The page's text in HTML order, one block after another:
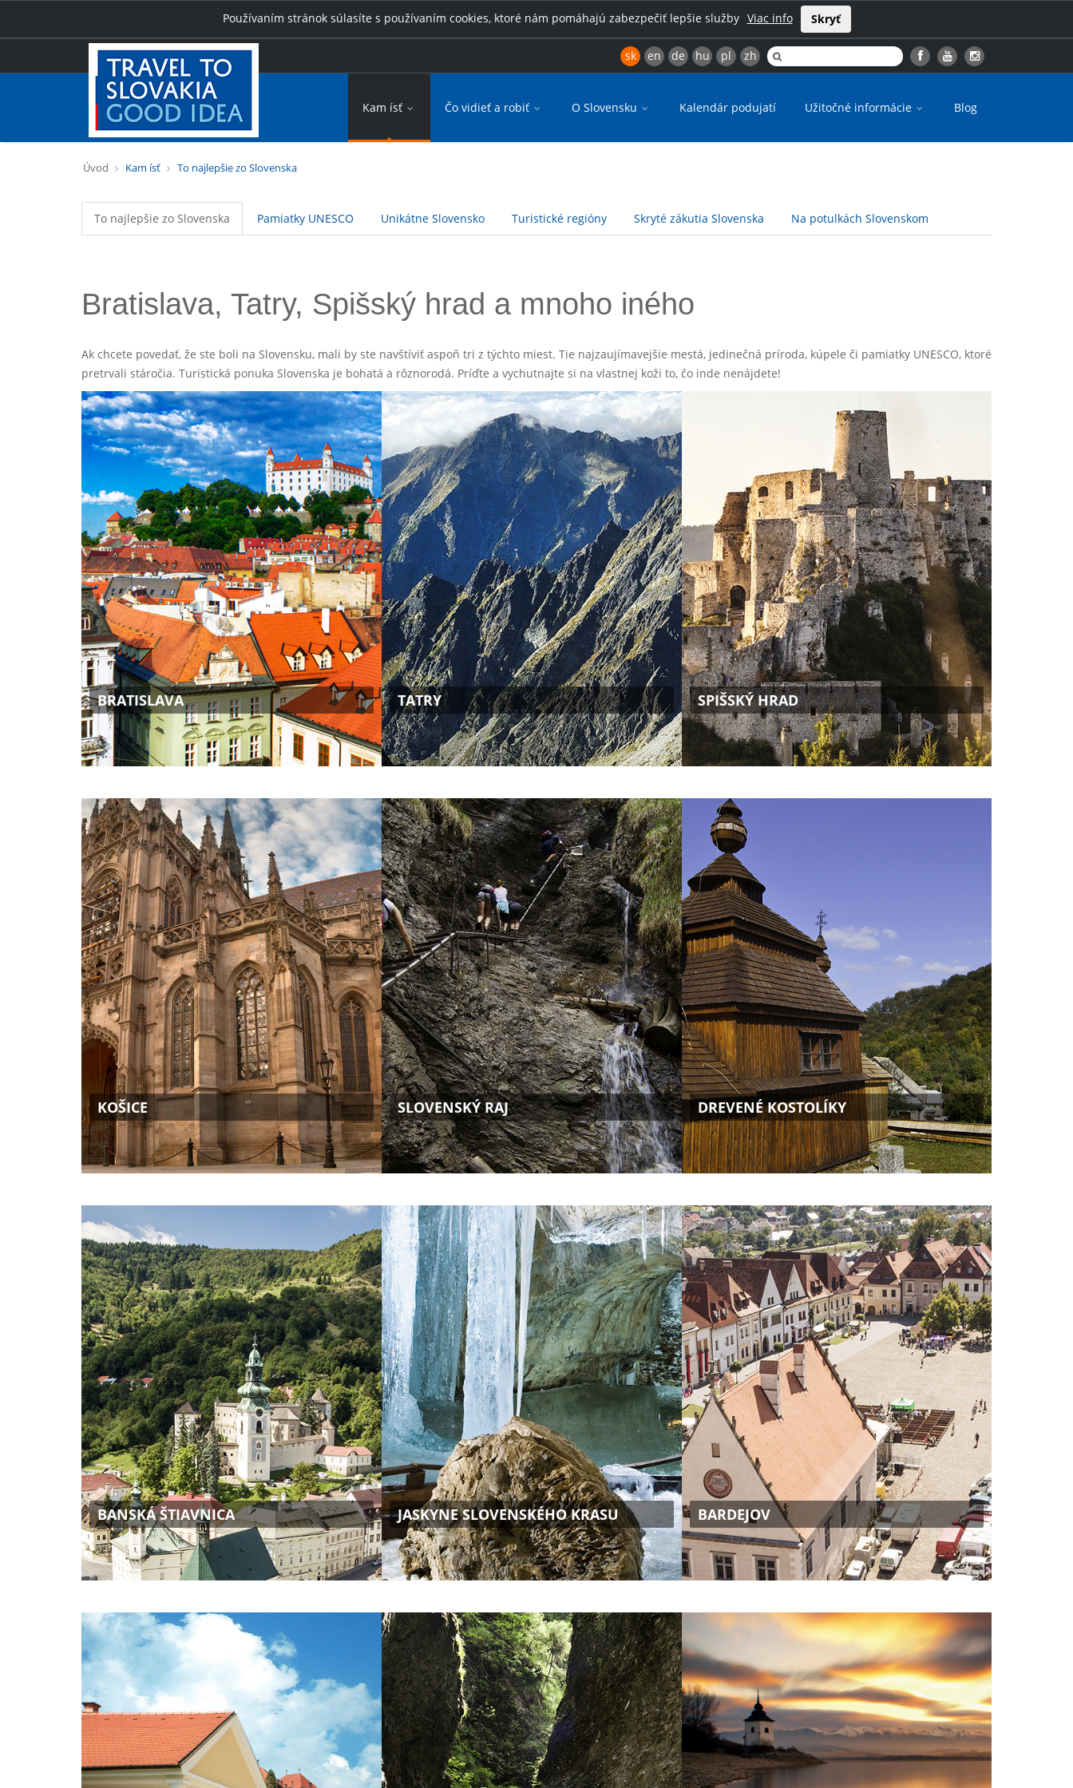
Používaním stránok súlasíte s používaním cookies, ktoré nám pomáhajú zabezpečiť lepšie služby Viac info Skryť
sk en de hu pl zh
Kam ísť Čo vidieť a robiť O Slovensku Kalendár podujatí Užitočné informácie Blog
Úvod Kam ísť To najlepšie zo Slovenska
To najlepšie zo Slovenska Pamiatky UNESCO Unikátne Slovensko Turistické regióny Skryté zákutia Slovenska Na potulkách Slovenskom
Bratislava, Tatry, Spišský hrad a mnoho iného
Ak chcete povedať, že ste boli na Slovensku, mali by ste navštíviť aspoň tri z týchto miest. Tie najzaujímavejšie mestá, jedinečná príroda, kúpele či pamiatky UNESCO, ktoré
pretrvali stáročia. Turistická ponuka Slovenska je bohatá a rôznorodá. Príďte a vychutnajte si na vlastnej koži to, čo inde nenájdete!
BRATISLAVA TATRY SPIŠSKÝ HRAD
KOŠICE SLOVENSKÝ RAJ DREVENÉ KOSTOLÍKY
BANSKÁ ŠTIAVNICA JASKYNE SLOVENSKÉHO KRASU BARDEJOV